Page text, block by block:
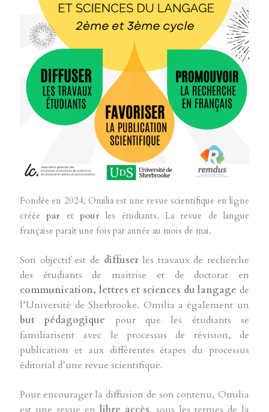
Fondée en 2024, Omilia est une revue scientifique en ligne
crééepar etpour les étudiants. La revue de langue
française paraît une fois par année au mois de mai.
Son objectif est de diffuser les travaux de recherche
des étudiants de maitrise et de doctorat en
communication, lettres et sciences du langage de
l’Université de Sherbrooke. Omilia a également un
but pédagogique pour que les étudiants se
familiarisent avec le processus de révision, de
publication et aux différentes étapes du processus
éditorial d’une revue scientifique.
Pour encourager la diffusion de son contenu, Omilia
est une revue en libre accès, sous les termes de la